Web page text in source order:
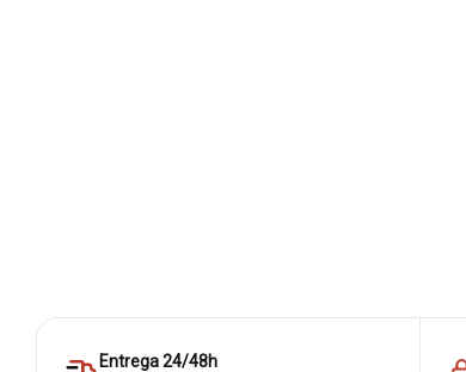
Entrega 24/48h